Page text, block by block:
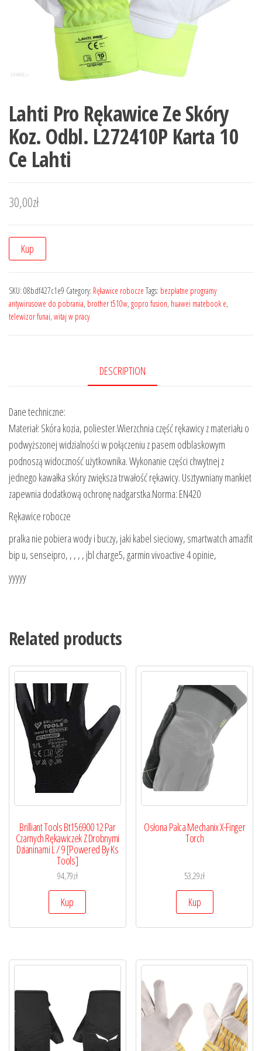
Lahti Pro Rękawice Ze Skóry
Koz. Odbl. L272410P Karta 10
Ce Lahti
30,00zł
Kup
SKU: 08bdf427c1e9 Category: Rękawice robocze Tags: bezpłatne programy
antywirusowe do pobrania, brother t510w, gopro fusion, huawei matebook e,
telewizor funai, witaj w pracy
DESCRIPTION
Dane techniczne:
Materiał: Skóra kozia, poliester.Wierzchnia część rękawicy z materiału o
podwyższonej widzialności w połączeniu z pasem odblaskowym
podnoszą widoczność użytkownika. Wykonanie części chwytnej z
jednego kawałka skóry zwiększa trwałość rękawicy. Usztywniany mankiet
zapewnia dodatkową ochronę nadgarstka.Norma: EN420
Rękawice robocze
pralka nie pobiera wody i buczy, jaki kabel sieciowy, smartwatch amazfit
bip u, senseipro, , , , , jbl charge5, garmin vivoactive 4 opinie,
yyyyy
Related products
Brilliant Tools Bt156900 12 Par
Czarnych Rękawiczek Z Drobnymi
Dzianinami L / 9 [Powered By Ks
Tools]
94,79zł
Kup
Osłona Palca Mechanix X-Finger
Torch
53,29zł
Kup